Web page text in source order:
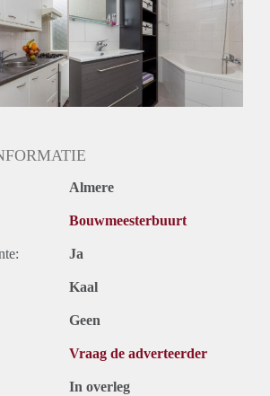
Almere
Bouwmeesterbuurt
Ja
Kaal
Geen
Vraag de adverteerder
In overleg